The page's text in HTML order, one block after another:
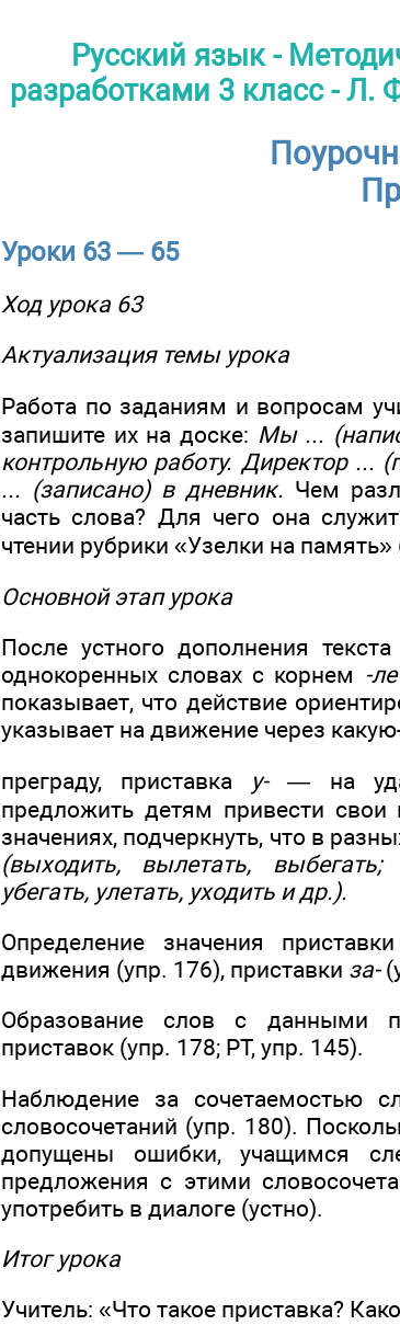
Русский язык -
разработками 3 класс - Л.
Уроки 63 — 65
Ход урока 63
Актуализация темы урока
Работа по заданиям и вопросам
запишите их на доске: Мы ...
контрольную работу. Директор ...
... (записано) в дневник. Чем
часть слова? Для чего она
чтении рубрики «Узелки на память»
Основной этап урока
После устного дополнения
однокоренных словах с корнем -
показывает, что действие
указывает на движение через
преграду, приставка
у-— на
предложить детям привести
значениях, подчеркнуть, что в
(выходить, вылетать, выбегать;
убегать, улетать, уходить и др.).
Определение значения приставки
движения (упр. 176), приставки за-
Образование слов с данными
приставок (упр. 178; РТ, упр. 145).
Наблюдение за сочетаемостью
словосочетаний (упр. 180).
допущены ошибки, учащимся
предложения с этими
употребить в диалоге (устно).
Итог урока
Учитель: «Что такое приставка?